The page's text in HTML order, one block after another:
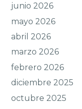
junio 2026
mayo 2026
abril 2026
marzo 2026
febrero 2026
diciembre 2025
octubre 2025